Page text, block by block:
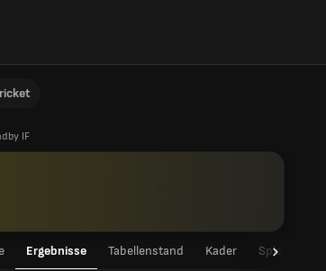
IF
Ergebnisse Tabellenstand Kader